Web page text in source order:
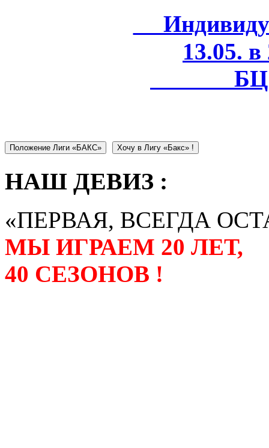
13.05.
БЦ
Положение Лиги «БАКС» Хочу в Лигу «Бакс» !
НАШ ДЕВИЗ :
«ПЕРВАЯ, ВСЕГДА
МЫ ИГРАЕМ 20 ЛЕТ,
40 СЕЗОНОВ !